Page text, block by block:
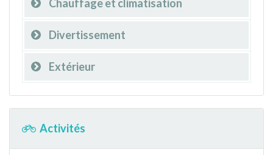
Chauffage et climatisation
Divertissement
Extérieur
Activités